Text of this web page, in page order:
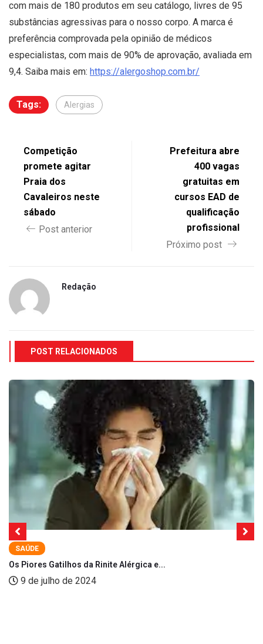
com mais de 180 produtos em seu catálogo, livres de 95
substâncias agressivas para o nosso corpo. A marca é
preferência comprovada pela opinião de médicos
especialistas, com mais de 90% de aprovação, avaliada em
9,4. Saiba mais em: https://alergoshop.com.br/
Tags: Alergias
Competição
promete agitar
Praia dos
Cavaleiros neste
sábado
Post anterior
Prefeitura abre
400 vagas
gratuitas em
cursos EAD de
qualificação
profissional
Próximo post
Redação
POST RELACIONADOS
SAÚDE
Os Piores Gatilhos da Rinite Alérgica e...
9 de julho de 2024